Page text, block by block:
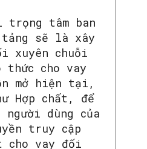
tâm ban
tảng sẽ là xây
xuyên chuỗi
cho vay
mở hiện tại,
Hợp chất, để
người dùng của
truy cập
cho vay đối